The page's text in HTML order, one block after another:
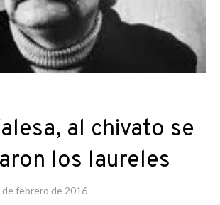
al chivato se
los laureles
de febrero de 2016